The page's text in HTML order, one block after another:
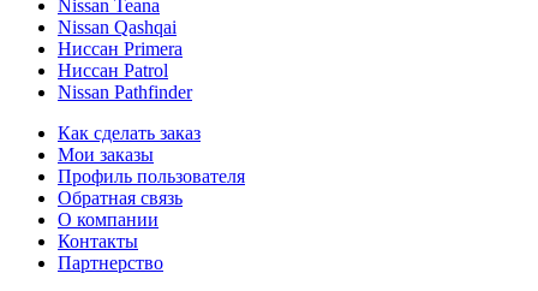
Nissan Teana
Nissan Qashqai
Ниссан Primera
Ниссан Patrol
Nissan Pathfinder
Как сделать заказ
Мои заказы
Профиль пользователя
Обратная связь
О компании
Контакты
Партнерство